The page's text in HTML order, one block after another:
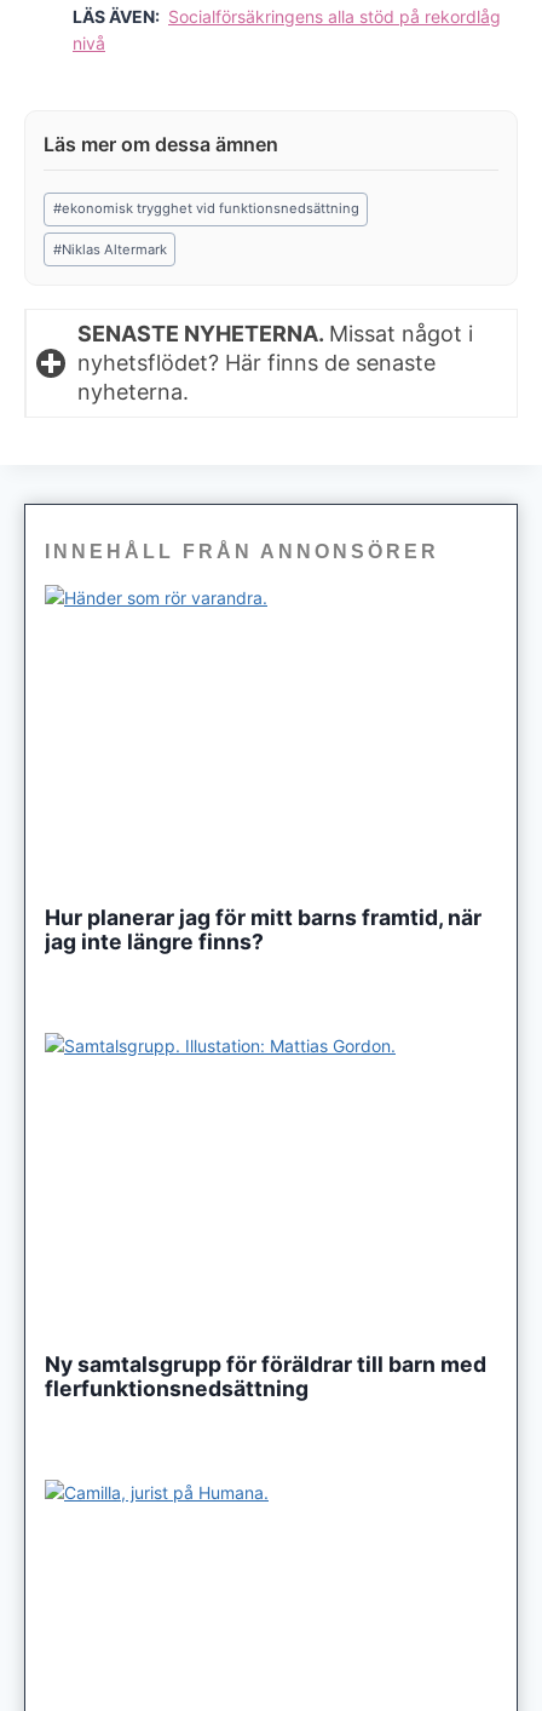
LÄS ÄVEN: Socialförsäkringens alla stöd på rekordlåg
nivå
Post
Tags:
#ekonomisk trygghet vid funktionsnedsättning
#Niklas Altermark
SENASTE NYHETERNA. Missat något i
nyhetsflödet? Här finns de senaste
nyheterna.
INNEHÅLL FRÅN ANNONSÖRER
Hur planerar jag för mitt barns framtid, när
jag inte längre finns?
Ny samtalsgrupp för föräldrar till barn med
flerfunktionsnedsättning